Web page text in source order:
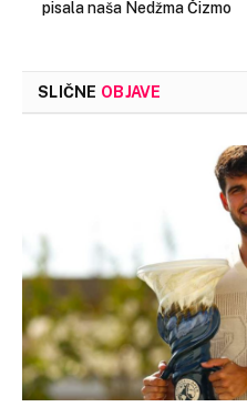
pisala naša Nedžma Čizmo
SLIČNE OBJAVE